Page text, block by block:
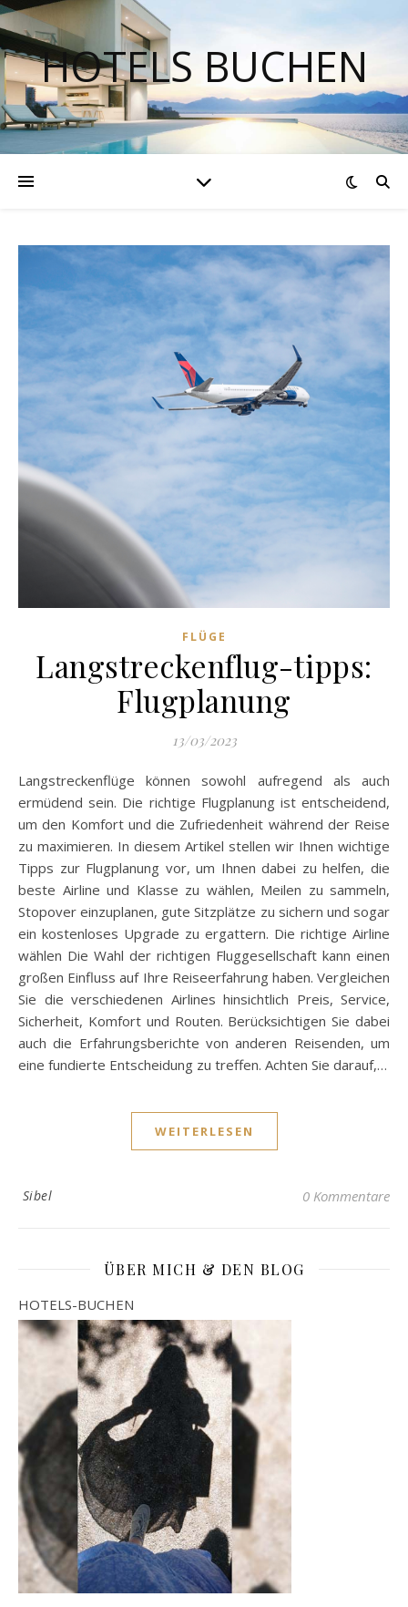
HOTELS BUCHEN
FLÜGE
Langstreckenflug-tipps:
Flugplanung
13/03/2023
Langstreckenflüge können sowohl aufregend als auch
ermüdend sein. Die richtige Flugplanung ist entscheidend,
um den Komfort und die Zufriedenheit während der Reise
zu maximieren. In diesem Artikel stellen wir Ihnen wichtige
Tipps zur Flugplanung vor, um Ihnen dabei zu helfen, die
beste Airline und Klasse zu wählen, Meilen zu sammeln,
Stopover einzuplanen, gute Sitzplätze zu sichern und sogar
ein kostenloses Upgrade zu ergattern. Die richtige Airline
wählen Die Wahl der richtigen Fluggesellschaft kann einen
großen Einfluss auf Ihre Reiseerfahrung haben. Vergleichen
Sie die verschiedenen Airlines hinsichtlich Preis, Service,
Sicherheit, Komfort und Routen. Berücksichtigen Sie dabei
auch die Erfahrungsberichte von anderen Reisenden, um
eine fundierte Entscheidung zu treffen. Achten Sie darauf,…
WEITERLESEN
Sibel 0 Kommentare
ÜBER MICH & DEN BLOG
HOTELS-BUCHEN